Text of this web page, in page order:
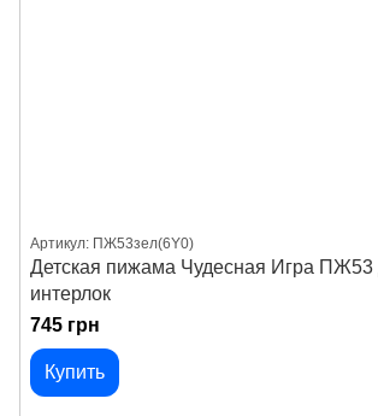
Артикул: ПЖ53зел(6Y0)
Детская пижама Чудесная Игра ПЖ53
интерлок
745 грн
Купить